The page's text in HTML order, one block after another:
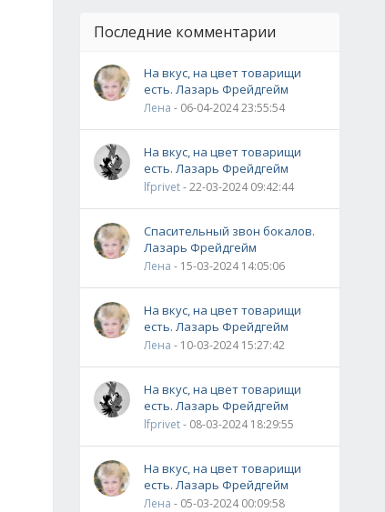
Последние комментарии
На вкус, на цвет товарищи
есть. Лазарь Фрейдгейм
Лена - 06-04-2024 23:55:54
На вкус, на цвет товарищи
есть. Лазарь Фрейдгейм
lfprivet- 22-03-2024 09:42:44
Спасительный звон бокалов.
Лазарь Фрейдгейм
Лена - 15-03-2024 14:05:06
На вкус, на цвет товарищи
есть. Лазарь Фрейдгейм
Лена - 10-03-2024 15:27:42
На вкус, на цвет товарищи
есть. Лазарь Фрейдгейм
lfprivet- 08-03-2024 18:29:55
На вкус, на цвет товарищи
есть. Лазарь Фрейдгейм
Лена - 05-03-2024 00:09:58